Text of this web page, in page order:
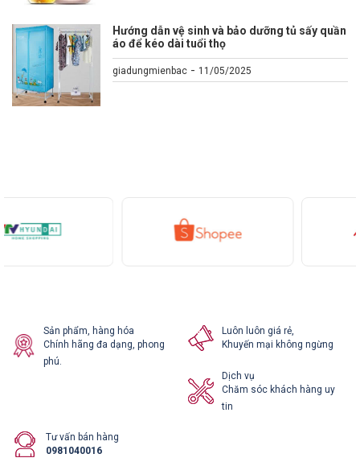
Hướng dẫn vệ sinh và bảo dưỡng tủ sấy quần
áo để kéo dài tuổi thọ
giadungmienbac - 11/05/2025
Sản phẩm, hàng hóa
Chính hãng đa dạng, phong
phú.
Luôn luôn giá rẻ,
Khuyến mại không ngừng
Dịch vụ
Chăm sóc khách hàng uy
tin
Tư vấn bán hàng
0981040016